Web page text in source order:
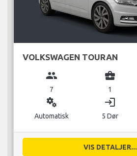
VOLKSWAGEN TOURAN
group
7
business_center
1
miscellaneous_services
Automatisk
login
5 Dør
VIS DETALJER...